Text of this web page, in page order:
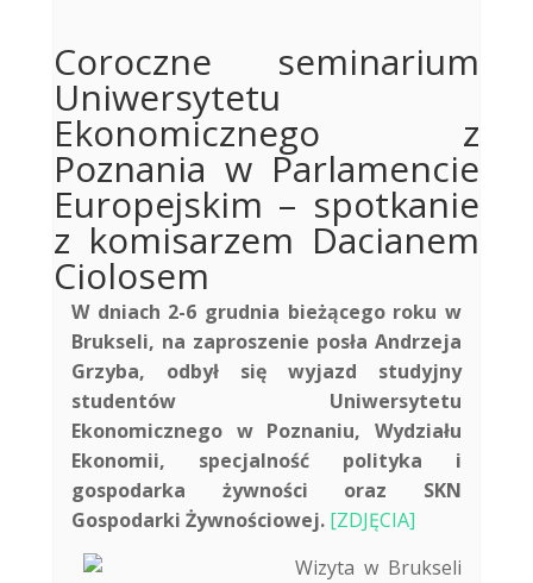
Coroczne seminarium
Uniwersytetu
Ekonomicznego z
Poznania w Parlamencie
Europejskim – spotkanie
z komisarzem Dacianem
Ciolosem
W dniach 2-6 grudnia bieżącego roku w
Brukseli, na zaproszenie posła Andrzeja
Grzyba, odbył się wyjazd studyjny
studentów Uniwersytetu
Ekonomicznego w Poznaniu, Wydziału
Ekonomii, specjalność polityka i
gospodarka żywności oraz SKN
Gospodarki Żywnościowej. [ZDJĘCIA]
Wizyta w Brukseli